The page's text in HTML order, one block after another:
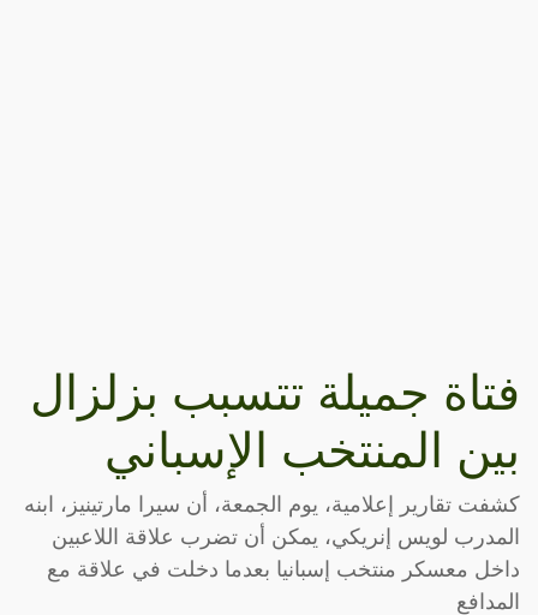
فتاة جميلة تتسبب بزلزال
بين المنتخب الإسباني
كشفت تقارير إعلامية، يوم الجمعة، أن سيرا مارتينيز، ابنه
المدرب لويس إنريكي، يمكن أن تضرب علاقة اللاعبين
داخل معسكر منتخب إسبانيا بعدما دخلت في علاقة مع
المدافع